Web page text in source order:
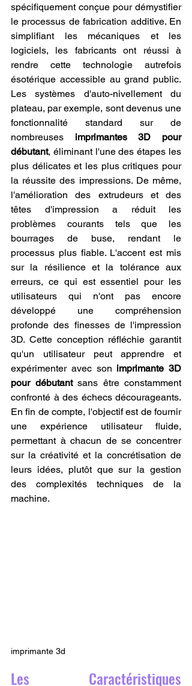
spécifiquement conçue pour démystifier
le processus de fabrication additive. En
simplifiant les mécaniques et les
logiciels, les fabricants ont réussi à
rendre cette technologie autrefois
ésotérique accessible au grand public.
Les systèmes d'auto-nivellement du
plateau, par exemple, sont devenus une
fonctionnalité standard sur de
nombreuses imprimantes 3D pour
débutant, éliminant l'une des étapes les
plus délicates et les plus critiques pour
la réussite des impressions. De même,
l'amélioration des extrudeurs et des
têtes d'impression a réduit les
problèmes courants tels que les
bourrages de buse, rendant le
processus plus fiable. L'accent est mis
sur la résilience et la tolérance aux
erreurs, ce qui est essentiel pour les
utilisateurs qui n'ont pas encore
développé une compréhension
profonde des finesses de l'impression
3D. Cette conception réfléchie garantit
qu'un utilisateur peut apprendre et
expérimenter avec son imprimante 3D
pour débutant sans être constamment
confronté à des échecs décourageants.
En fin de compte, l'objectif est de fournir
une expérience utilisateur fluide,
permettant à chacun de se concentrer
sur la créativité et la concrétisation de
leurs idées, plutôt que sur la gestion
des complexités techniques de la
machine.
imprimante 3d
Les Caractéristiques